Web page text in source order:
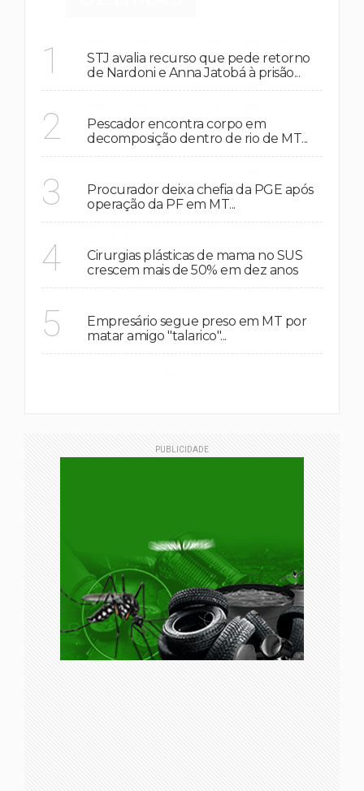
1
STJ avalia recurso que pede retorno
de Nardoni e Anna Jatobá à prisão...
2
Pescador encontra corpo em
decomposição dentro de rio de MT...
3
Procurador deixa chefia da PGE após
operação da PF em MT...
4
Cirurgias plásticas de mama no SUS
crescem mais de 50% em dez anos
5
Empresário segue preso em MT por
matar amigo "talarico"...
PUBLICIDADE